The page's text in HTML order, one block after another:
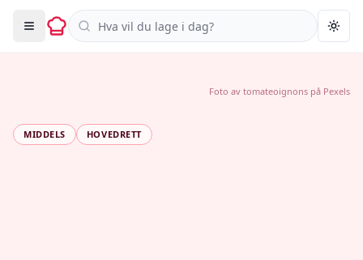
Søk i oppskrifter
MIDDELS HOVEDRETT
Foto av tomateoignons på Pexels